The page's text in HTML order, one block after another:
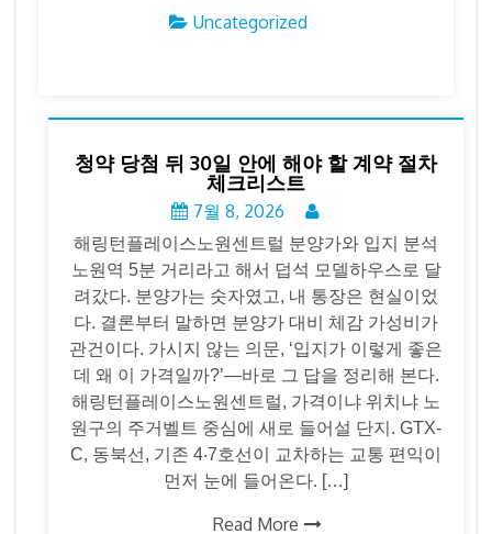
Uncategorized
청약 당첨 뒤 30일 안에 해야 할 계약 절차
체크리스트
7월 8, 2026
해링턴플레이스노원센트럴 분양가와 입지 분석
노원역 5분 거리라고 해서 덥석 모델하우스로 달
려갔다. 분양가는 숫자였고, 내 통장은 현실이었
다. 결론부터 말하면 분양가 대비 체감 가성비가
관건이다. 가시지 않는 의문, ‘입지가 이렇게 좋은
데 왜 이 가격일까?’—바로 그 답을 정리해 본다.
해링턴플레이스노원센트럴, 가격이냐 위치냐 노
원구의 주거벨트 중심에 새로 들어설 단지. GTX-
C, 동북선, 기존 4‧7호선이 교차하는 교통 편익이
먼저 눈에 들어온다. […]
Read More